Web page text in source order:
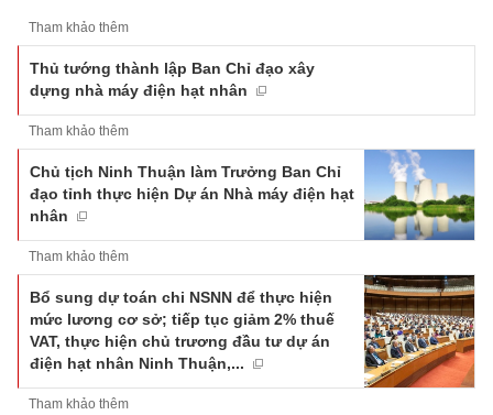
Tham khảo thêm
Thủ tướng thành lập Ban Chỉ đạo xây
dựng nhà máy điện hạt nhân
Tham khảo thêm
Chủ tịch Ninh Thuận làm Trưởng Ban Chỉ
đạo tỉnh thực hiện Dự án Nhà máy điện hạt
nhân
Tham khảo thêm
Bổ sung dự toán chi NSNN để thực hiện
mức lương cơ sở; tiếp tục giảm 2% thuế
VAT, thực hiện chủ trương đầu tư dự án
điện hạt nhân Ninh Thuận,...
Tham khảo thêm